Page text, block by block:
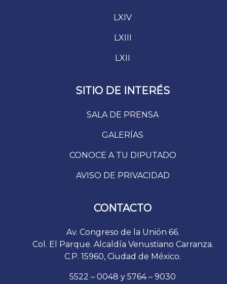
LXIV
LXIII
LXII
SITIO DE INTERÉS
SALA DE PRENSA
GALERÍAS
CONOCE A TU DIPUTADO
AVISO DE PRIVACIDAD
CONTACTO
Av. Congreso de la Unión 66.
Col. El Parque. Alcaldía Venustiano Carranza.
C.P. 15960, Ciudad de México.
5522 – 0048 y 5764 – 9030